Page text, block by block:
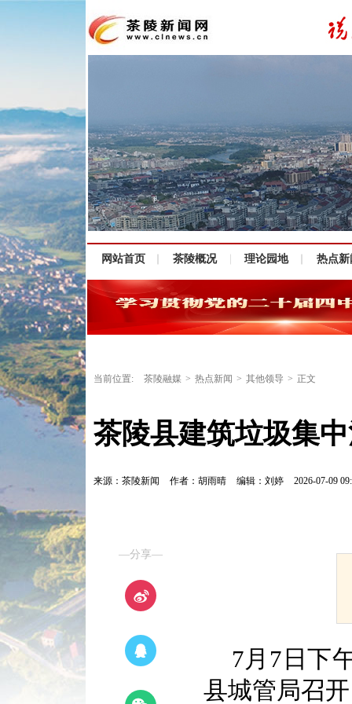
网站首页 茶陵概况 理论园地 热点新
当前位置: 茶陵融媒 > 热点新闻 > 其他领导 > 正文
茶陵县建筑垃圾集
来源：茶陵新闻 作者：胡雨晴 编辑：刘婷 2026-07-09
—分享—
7月7日下
县城管局召